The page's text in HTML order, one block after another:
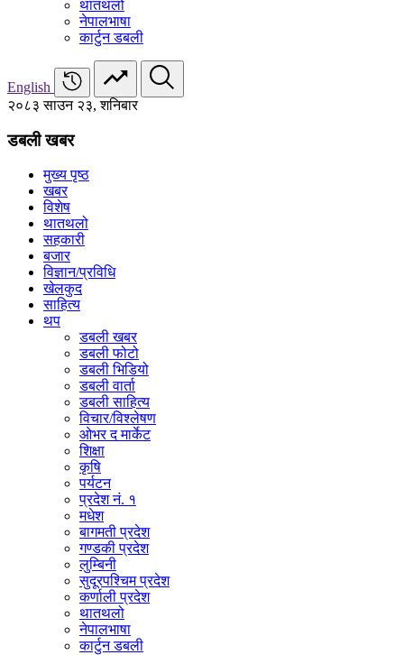
थातथलो
नेपालभाषा
कार्टुन डबली
English
२०८३ साउन २३, शनिबार
डबली खबर
मुख्य पृष्ठ
खबर
विशेष
थातथलो
सहकारी
बजार
विज्ञान/प्रविधि
खेलकुद
साहित्य
थप
डबली खबर
डबली फोटो
डबली भिडियो
डबली वार्ता
डबली साहित्य
विचार/विश्‍लेषण
ओभर द मार्केट
शिक्षा
कृषि
पर्यटन
प्रदेश नं. १
मधेश
बागमती प्रदेश
गण्डकी प्रदेश
लुम्बिनी
सुदूरपश्चिम प्रदेश
कर्णाली प्रदेश
थातथलो
नेपालभाषा
कार्टुन डबली